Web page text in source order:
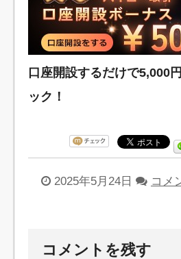
口座開設するだけで5,000
ック！
2025年5月24日
コメ
コメントを残す